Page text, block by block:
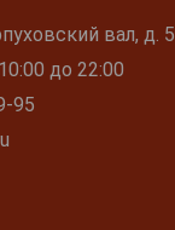
вал, д. 5
до 22:00
95